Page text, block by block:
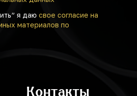
я даю свое согласие на
материалов по
Контакты